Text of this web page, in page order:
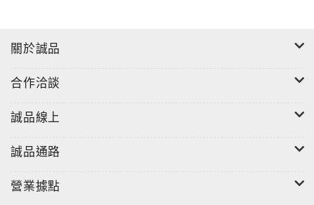
「漬」有其個人主張。漬物歷經時間魔法，魔法不會只
間的魔法也靜悄悄穿梭在東西南北，無法言喻的，是時
療癒人心的，也是體驗美感生活的基本練習。」
漬物裡的生活哲學。
跟著土地、季節一起生活。
傳承自給與分享的智慧和態度。
關於誠品
合作洽談
誠品線上
誠品通路
營業據點